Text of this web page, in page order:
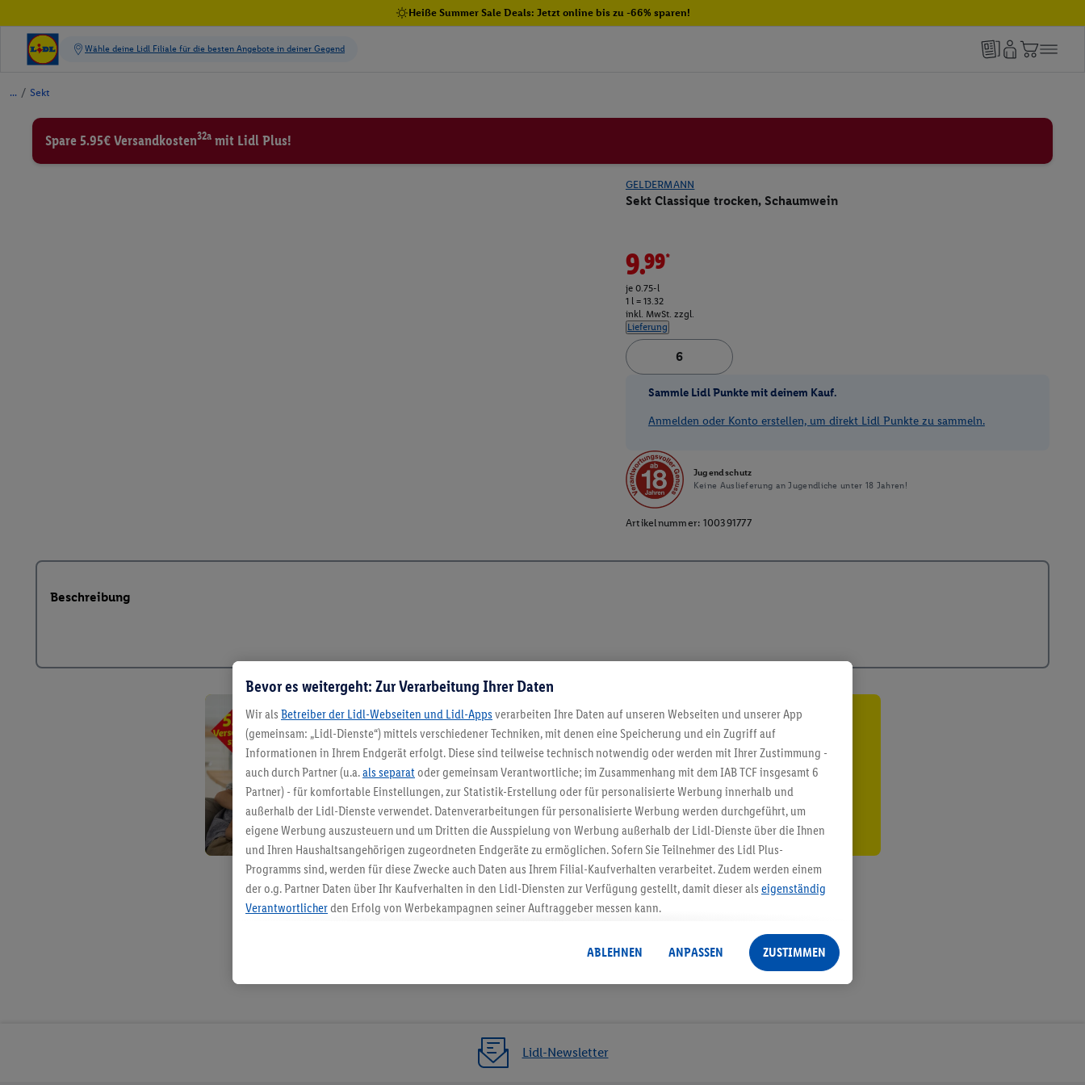
Heiße Summer Sale Deals: Jetzt online bis zu -66% sparen!
/ Sekt
Spare 5.95€ Versandkosten32a mit Lidl Plus!
GELDERMANN
Sekt Classique trocken, Schaumwein
9.99*
je 0.75-l
1 l = 13.32
inkl. MwSt. zzgl.
Lieferung
Sammle Lidl Punkte mit deinem Kauf.
Anmelden oder Konto erstellen, um direkt Lidl Punkte zu sammeln.
Jugendschutz
Keine Auslieferung an Jugendliche unter 18 Jahren!
Artikelnummer: 100391777
Beschreibung
5.95 € Versand sparen³²ᵃ
Jetzt zum Newsletter anmelden
Gutschein sichern!
Lidl-Newsletter
Bevor es weitergeht: Zur Verarbeitung Ihrer Daten
Wir als Betreiber der Lidl-Webseiten und Lidl-Apps verarbeiten Ihre Daten auf unseren Webseiten und unserer App
(gemeinsam: „Lidl-Dienste“) mittels verschiedener Techniken, mit denen eine Speicherung und ein Zugriff auf
Informationen in Ihrem Endgerät erfolgt. Diese sind teilweise technisch notwendig oder werden mit Ihrer Zustimmung -
auch durch Partner (u.a.als separat oder gemeinsam Verantwortliche; im Zusammenhang mit dem IAB TCF insgesamt 6
Partner) - für komfortable Einstellungen, zur Statistik-Erstellung oder für personalisierte Werbung innerhalb und
außerhalb der Lidl-Dienste verwendet. Datenverarbeitungen für personalisierte Werbung werden durchgeführt, um
eigene Werbung auszusteuern und um Dritten die Ausspielung von Werbung außerhalb der Lidl-Dienste über die Ihnen
und Ihren Haushaltsangehörigen zugeordneten Endgeräte zu ermöglichen. Sofern Sie Teilnehmer des Lidl Plus-
Programms sind, werden für diese Zwecke auch Daten aus Ihrem Filial-Kaufverhalten verarbeitet. Zudem werden einem
der o.g. Partner Daten über Ihr Kaufverhalten in den Lidl-Diensten zur Verfügung gestellt, damit dieser als eigenständig
Verantwortlicherden Erfolg von Werbekampagnen seiner Auftraggeber messen kann.
angereicherten Profilen. Dies umfasst die Zusammenführung von Daten (z.B. über Ihre Nutzung der Lidl-Dienste, Ihr
Kaufverhalten in den Lidl-Diensten, Informationen aus Ihrem Kundenkonto - z.B. Alter oder Geschlecht - sowie Ihre
genauen Standortdaten) auch über verschiedene Endgeräte und Lidl-Dienste hinweg einschließlich dem Speichern von
Erfolgsmessung der Werbung, zur Zielgruppenforschung, zur Entwicklung von Angeboten sowie zur technischen
Sicherung und Optimierung dieser Werbeausspielungen.
ABLEHNEN ANPASSEN ZUSTIMMEN